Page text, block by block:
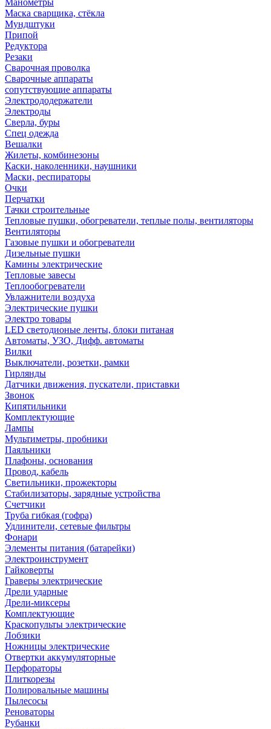
Манометры
Маска сварщика, стёкла
Мундштуки
Припой
Редуктора
Резаки
Сварочная проволка
Сварочные аппараты
сопутствующие аппараты
Электрододержатели
Электроды
Сверла, буры
Спец одежда
Вешалки
Жилеты, комбинезоны
Каски, наколенники, наушники
Маски, респираторы
Очки
Перчатки
Тачки строительные
Тепловые пушки, обогреватели, теплые полы, вентиляторы
Вентиляторы
Газовые пушки и обогреватели
Дизельные пушки
Камины электрические
Тепловые завесы
Теплообогреватели
Увлажнители воздуха
Электрические пушки
Электро товары
LED светодионые ленты, блоки питаная
Автоматы, УЗО, Дифф. автоматы
Вилки
Выключатели, розетки, рамки
Гирлянды
Датчики движения, пускатели, приставки
Звонок
Кипятильники
Комплектующие
Лампы
Мультиметры, пробники
Паяльники
Плафоны, основания
Провод, кабель
Светильники, прожекторы
Стабилизаторы, зарядные устройства
Счетчики
Труба гибкая (гофра)
Удлинители, сетевые фильтры
Фонари
Элементы питания (батарейки)
Электроинструмент
Гайковерты
Граверы электрические
Дрели ударные
Дрели-миксеры
Комплектующие
Краскопульты электрические
Лобзики
Ножницы электрические
Отвертки аккумуляторные
Перфораторы
Плиткорезы
Полировальные машины
Пылесосы
Реноваторы
Рубанки